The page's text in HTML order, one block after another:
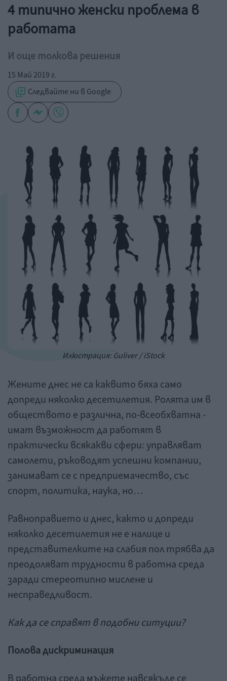
4 типично женски проблема в
работата
И още толкова решения
15 Май 2019 г.
Следвайте ни в Google
Илюстрация: Guliver / iStock
Жените днес не са каквито бяха само
допреди няколко десетилетия. Ролята им в
обществото е различна, по-всеобхватна -
имат възможност да работят в
практически всякакви сфери: управляват
самолети, ръководят успешни компании,
занимават се с предприемачество, със
спорт, политика, наука, но…
Равноправието и днес, както и допреди
няколко десетилетия не е налице и
представителките на слабия пол трябва да
преодоляват трудности в работна среда
заради стереотипно мислене и
несправедливост.
Как да се справят в подобни ситуции?
Полова дискриминация